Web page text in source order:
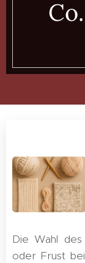
Die Wahl
oder Frust